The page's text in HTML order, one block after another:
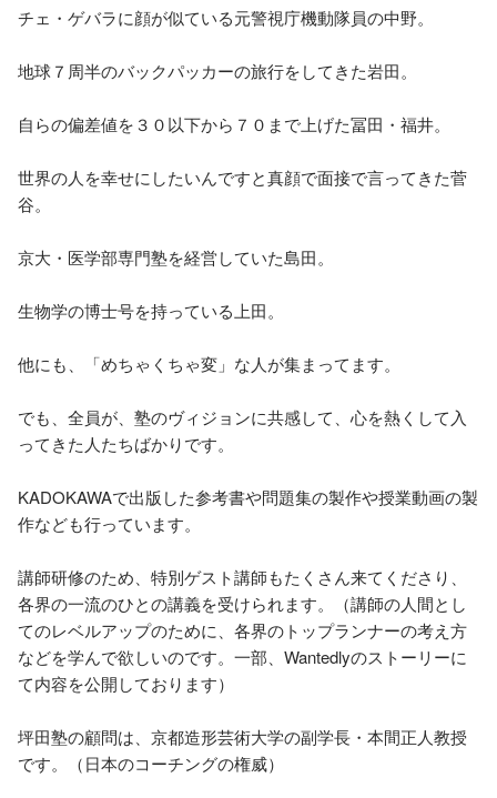
チェ・ゲバラに顔が似ている元警視庁機動隊員の中野。
地球７周半のバックパッカーの旅行をしてきた岩田。
自らの偏差値を３０以下から７０まで上げた冨田・福井。
世界の人を幸せにしたいんですと真顔で面接で言ってきた菅
谷。
京大・医学部専門塾を経営していた島田。
生物学の博士号を持っている上田。
他にも、「めちゃくちゃ変」な人が集まってます。
でも、全員が、塾のヴィジョンに共感して、心を熱くして入
ってきた人たちばかりです。
KADOKAWAで出版した参考書や問題集の製作や授業動画の製
作なども行っています。
講師研修のため、特別ゲスト講師もたくさん来てくださり、
各界の一流のひとの講義を受けられます。（講師の人間とし
てのレベルアップのために、各界のトップランナーの考え方
などを学んで欲しいのです。一部、Wantedlyのストーリーに
て内容を公開しております）
坪田塾の顧問は、京都造形芸術大学の副学長・本間正人教授
です。（日本のコーチングの権威）